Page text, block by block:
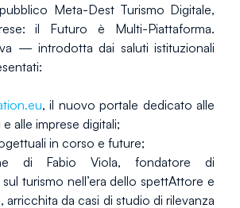
Meta-Dest Turismo Digitale,
il Futuro è Multi-Piattaforma.
— introdotta dai saluti istituzionali
, il nuovo portale dedicato alle
alle imprese digitali;
in corso e future;
di Fabio Viola, fondatore di
turismo nell’era dello spettAttore e
arricchita da casi di studio di rilevanza